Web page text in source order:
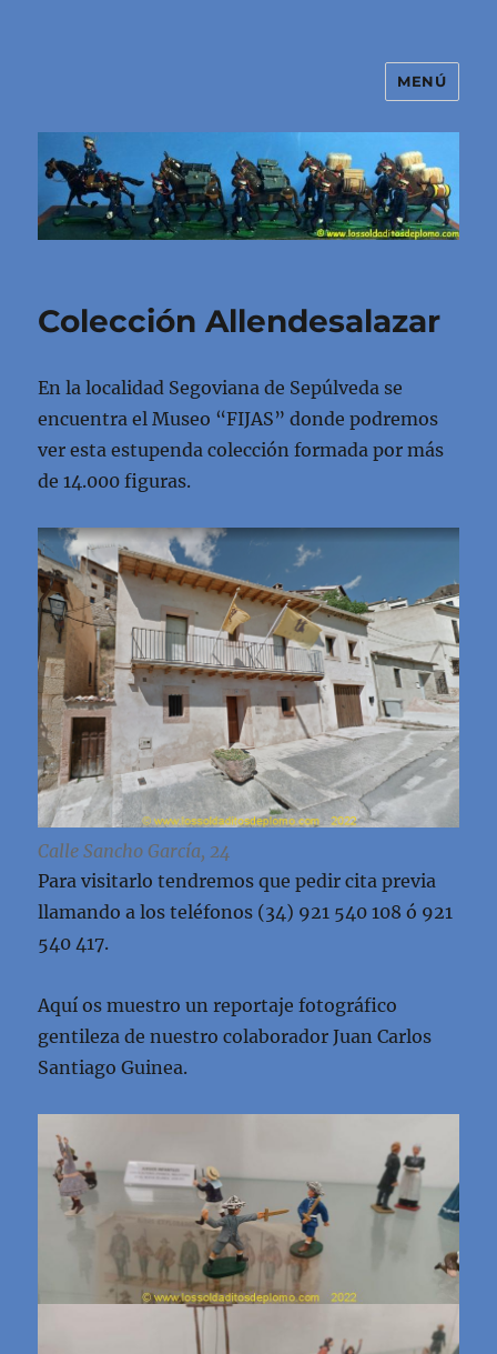
El mundo de los soldaditos de
plomo
MENÚ
Colección Allendesalazar
En la localidad Segoviana de Sepúlveda se
encuentra el Museo “FIJAS” donde podremos
ver esta estupenda colección formada por más
de 14.000 figuras.
Calle Sancho García, 24
Para visitarlo tendremos que pedir cita previa
llamando a los teléfonos (34) 921 540 108 ó 921
540 417.
Aquí os muestro un reportaje fotográfico
gentileza de nuestro colaborador Juan Carlos
Santiago Guinea.